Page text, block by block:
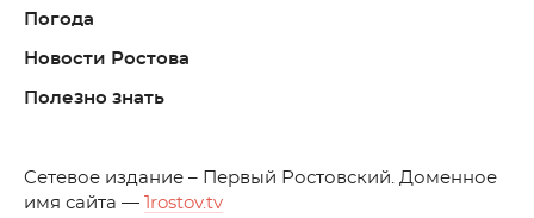
Погода
Новости Ростова
Полезно знать
Cетевое издание – Первый Ростовский. Доменное
имя сайта —
1rostov.tv